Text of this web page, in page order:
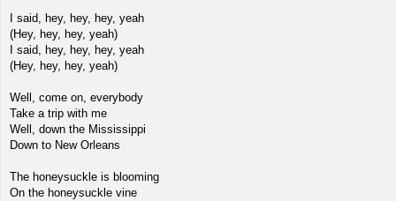
I said, hey, hey, hey, yeah
(Hey, hey, hey, yeah)
I said, hey, hey, hey, yeah
(Hey, hey, hey, yeah)
Well, come on, everybody
Take a trip with me
Well, down the Mississippi
Down to New Orleans
The honeysuckle is blooming
On the honeysuckle vine